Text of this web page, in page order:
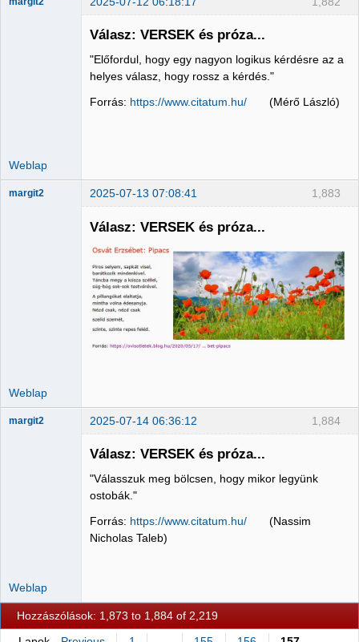
Válasz: VERSEK és próza...
"Előfordul, hogy egy nagyon logikus kérdésre az a
helyes válasz, hogy rossz a kérdés."
Forrás: https://www.citatum.hu/ (Mérő László)
Weblap
1,883
margit2 2025-07-13 07:08:41
Válasz: VERSEK és próza...
Weblap
1,884
margit2 2025-07-14 06:36:12
Válasz: VERSEK és próza...
"Válasszuk meg bölcsen, hogy mikor legyünk
ostobák."
Forrás: https://www.citatum.hu/ (Nassim
Nicholas Taleb)
Weblap
Hozzászólások: 1,873 to 1,884 of 2,219